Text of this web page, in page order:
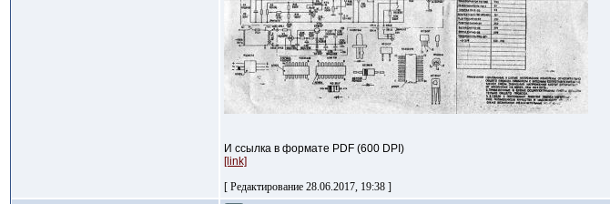
И ссылка в формате PDF (600 DPI)
[link]
[ Редактирование 28.06.2017, 19:38 ]